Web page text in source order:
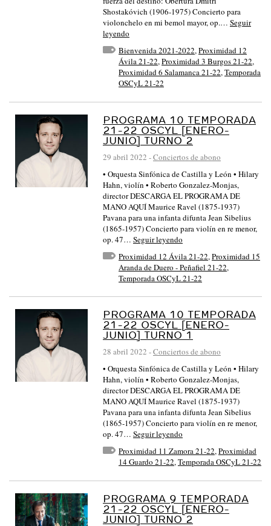
Shostakóvich (1906-1975) Concierto para
violonchelo en mi bemol mayor, op.… Seguir
leyendo
Bienvenida 2021-2022,Proximidad 12
Ávila 21-22,Proximidad 3 Burgos 21-22,
Proximidad 6 Salamanca 21-22,Temporada
OSCyL 21-22
PROGRAMA 10 TEMPORADA
21-22 OSCYL [ENERO-
JUNIO] TURNO 2
29 abril 2022 -Conciertos de abono
• Orquesta Sinfónica de Castilla y León • Hilary
Hahn, violín • Roberto Gonzalez-Monjas,
director DESCARGA EL PROGRAMA DE
MANO AQUÍ Maurice Ravel (1875-1937)
Pavana para una infanta difunta Jean Sibelius
(1865-1957) Concierto para violín en re menor,
op. 47… Seguir leyendo
Proximidad 12 Ávila 21-22,Proximidad 15
Aranda de Duero - Peñafiel 21-22,
Temporada OSCyL 21-22
PROGRAMA 10 TEMPORADA
21-22 OSCYL [ENERO-
JUNIO] TURNO 1
28 abril 2022 -Conciertos de abono
• Orquesta Sinfónica de Castilla y León • Hilary
Hahn, violín • Roberto Gonzalez-Monjas,
director DESCARGA EL PROGRAMA DE
MANO AQUÍ Maurice Ravel (1875-1937)
Pavana para una infanta difunta Jean Sibelius
(1865-1957) Concierto para violín en re menor,
op. 47… Seguir leyendo
Proximidad 11 Zamora 21-22,Proximidad
14 Guardo 21-22,Temporada OSCyL 21-22
PROGRAMA 9 TEMPORADA
21-22 OSCYL [ENERO-
JUNIO] TURNO 2